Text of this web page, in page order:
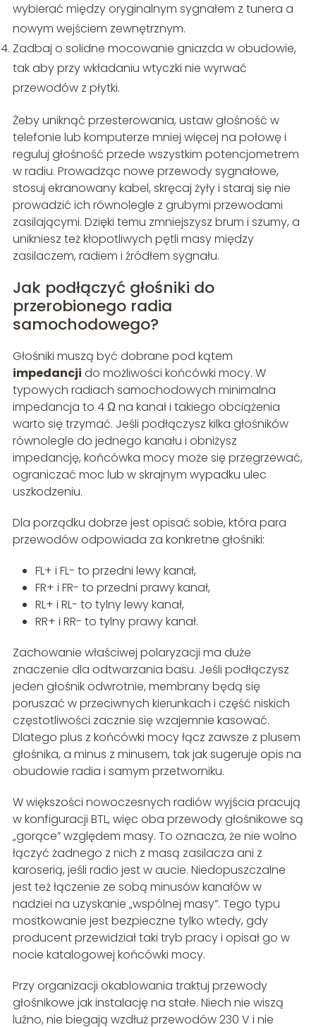
wybierać między oryginalnym sygnałem z tunera a
nowym wejściem zewnętrznym.
Zadbaj o solidne mocowanie gniazda w obudowie,
tak aby przy wkładaniu wtyczki nie wyrwać
przewodów z płytki.
Żeby uniknąć przesterowania, ustaw głośność w
telefonie lub komputerze mniej więcej na połowę i
reguluj głośność przede wszystkim potencjometrem
w radiu. Prowadząc nowe przewody sygnałowe,
stosuj ekranowany kabel, skręcaj żyły i staraj się nie
prowadzić ich równolegle z grubymi przewodami
zasilającymi. Dzięki temu zmniejszysz brum i szumy, a
unikniesz też kłopotliwych pętli masy między
zasilaczem, radiem i źródłem sygnału.
Jak podłączyć głośniki do
przerobionego radia
samochodowego?
Głośniki muszą być dobrane pod kątem
impedancji do możliwości końcówki mocy. W
typowych radiach samochodowych minimalna
impedancja to 4 Ω na kanał i takiego obciążenia
warto się trzymać. Jeśli podłączysz kilka głośników
równolegle do jednego kanału i obniżysz
impedancję, końcówka mocy może się przegrzewać,
ograniczać moc lub w skrajnym wypadku ulec
uszkodzeniu.
Dla porządku dobrze jest opisać sobie, która para
przewodów odpowiada za konkretne głośniki:
FL+ i FL- to przedni lewy kanał,
FR+ i FR- to przedni prawy kanał,
RL+ i RL- to tylny lewy kanał,
RR+ i RR- to tylny prawy kanał.
Zachowanie właściwej polaryzacji ma duże
znaczenie dla odtwarzania basu. Jeśli podłączysz
jeden głośnik odwrotnie, membrany będą się
poruszać w przeciwnych kierunkach i część niskich
częstotliwości zacznie się wzajemnie kasować.
Dlatego plus z końcówki mocy łącz zawsze z plusem
głośnika, a minus z minusem, tak jak sugeruje opis na
obudowie radia i samym przetworniku.
W większości nowoczesnych radiów wyjścia pracują
w konfiguracji BTL, więc oba przewody głośnikowe są
„gorące” względem masy. To oznacza, że nie wolno
łączyć żadnego z nich z masą zasilacza ani z
karoserią, jeśli radio jest w aucie. Niedopuszczalne
jest też łączenie ze sobą minusów kanałów w
nadziei na uzyskanie „wspólnej masy”. Tego typu
mostkowanie jest bezpieczne tylko wtedy, gdy
producent przewidział taki tryb pracy i opisał go w
nocie katalogowej końcówki mocy.
Przy organizacji okablowania traktuj przewody
głośnikowe jak instalację na stałe. Niech nie wiszą
luźno, nie biegają wzdłuż przewodów 230 V i nie